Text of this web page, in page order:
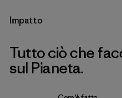
Impatto
Tutto ciò che
sul Pianeta.